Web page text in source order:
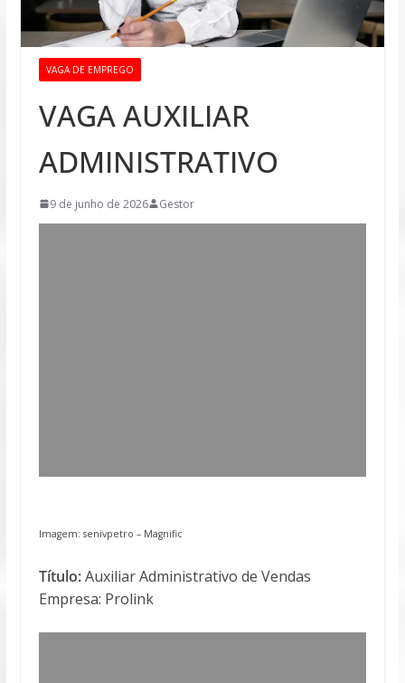
VAGA DE EMPREGO
VAGA AUXILIAR
ADMINISTRATIVO
9 de junho de 2026 Gestor
Imagem: senivpetro – Magnific
Título:Auxiliar Administrativo de Vendas
Empresa: Prolink